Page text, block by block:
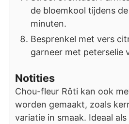
de bloemkool tijdens
minuten.
Besprenkel met vers
garneer met peterselie
Notities
Chou-fleur Rôti kan ook
worden gemaakt, zoals
variatie in smaak. Ideaal